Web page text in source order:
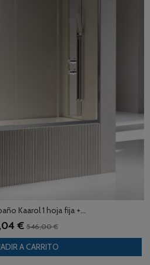
Kaarol 1 hoja fija +...
€546,00 €
A CARRITO